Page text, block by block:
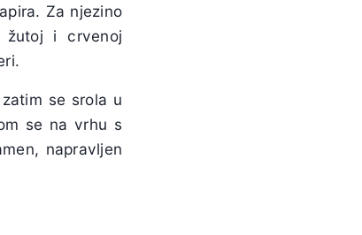
Za njezino
žutoj i crvenoj
se srola u
se na vrhu s
napravljen